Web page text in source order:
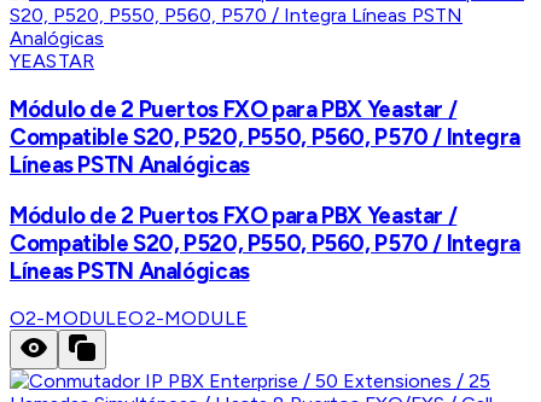
YEASTAR
Módulo de 2 Puertos FXO para PBX Yeastar /
Compatible S20, P520, P550, P560, P570 / Integra
Líneas PSTN Analógicas
Módulo de 2 Puertos FXO para PBX Yeastar /
Compatible S20, P520, P550, P560, P570 / Integra
Líneas PSTN Analógicas
O2-MODULEO2-MODULE